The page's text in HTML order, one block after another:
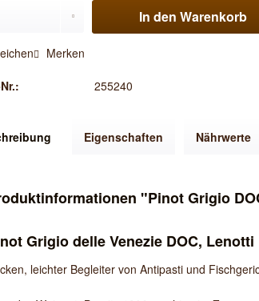
In den Warenkorb
Merken
255240
Eigenschaften Nährwerte
"Pinot Grigio
Grigio delle Venezie DOC, Lenotti
leichter Begleiter von Antipasti und